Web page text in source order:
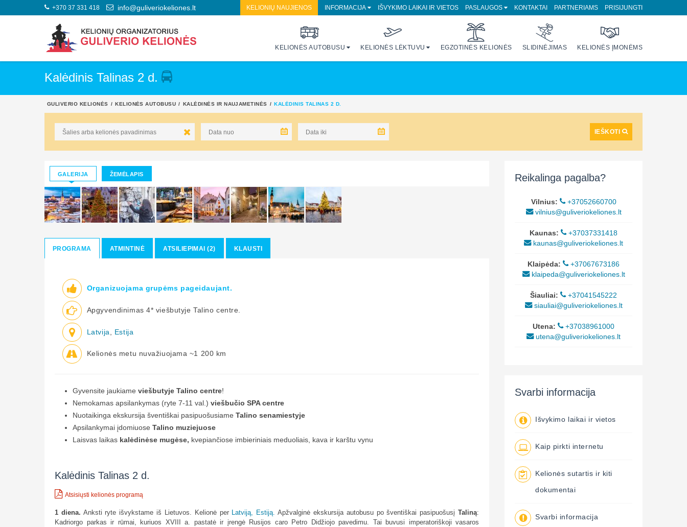
+370 37 331 418 info@guliveriokeliones.lt KELIONIŲ NAUJIENOS INFORMACIJA IŠVYKIMO LAIKAI IR VIETOS PASLAUGOS KONTAKTAI PARTNERIAMS PRISIJUNGTI
KELIONĖS AUTOBUSU KELIONĖS LĖKTUVU EGZOTINĖS KELIONĖS SLIDINĖJIMAS KELIONĖS ĮMONĖMS
Kalėdinis Talinas 2 d.
GULIVERIO KELIONĖS KELIONĖS AUTOBUSU KALĖDINĖS IR NAUJAMETINĖS KALĖDINIS TALINAS 2 D.
IEŠKOTI
GALERIJA ŽEMĖLAPIS
PROGRAMA ATMINTINĖ ATSILIEPIMAI (2) KLAUSTI
Organizuojama grupėms pageidaujant.
Apgyvendinimas 4* viešbutyje Talino centre.
Latvija Estija
Kelionės metu nuvažiuojama ~1 200 km
Gyvensite jaukiame viešbutyje Talino centre!
Nemokamas apsilankymas (ryte 7-11 val.) viešbučio SPA centre
Nuotaikinga ekskursija šventiškai pasipuošusiame Talino senamiestyje
Apsilankymai įdomiuose Talino muziejuose
Laisvas laikas kalėdinėse mugėse, kvepiančiose imbieriniais meduoliais, kava ir karštu vynu
Kalėdinis Talinas 2 d.
Atsisiųsti kelionės programą
1 diena. Anksti ryte išvykstame iš Lietuvos. Kelionė per Latviją, Estiją. Apžvalginė ekskursija autobusu po šventiškai pasipuošusįTaliną:
Kadriorgo parkas ir rūmai, kuriuos XVIII a. pastatė ir įrengė Rusijos caro Petro Didžiojo pavedimu. Tai buvusi imperatoriškoji vasaros
Reikalinga pagalba?
Vilnius:
+37052660700
vilnius@guliveriokeliones.lt
Kaunas:
+37037331418
kaunas@guliveriokeliones.lt
Klaipėda:
+37067673186
klaipeda@guliveriokeliones.lt
Šiauliai:
+37041545222
siauliai@guliveriokeliones.lt
Utena:
+37038961000
utena@guliveriokeliones.lt
Svarbi informacija
Išvykimo laikai ir vietos
Kaip pirkti internetu
Kelionės sutartis ir kiti
dokumentai
Svarbi informacija